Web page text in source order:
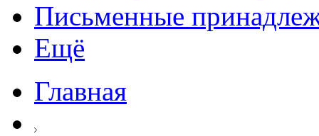
Письменные
Ещё
Главная